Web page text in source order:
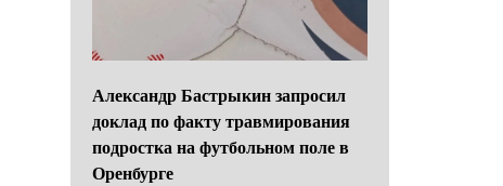
Александр Бастрыкин запросил
доклад по факту травмирования
подростка на футбольном поле в
Оренбурге